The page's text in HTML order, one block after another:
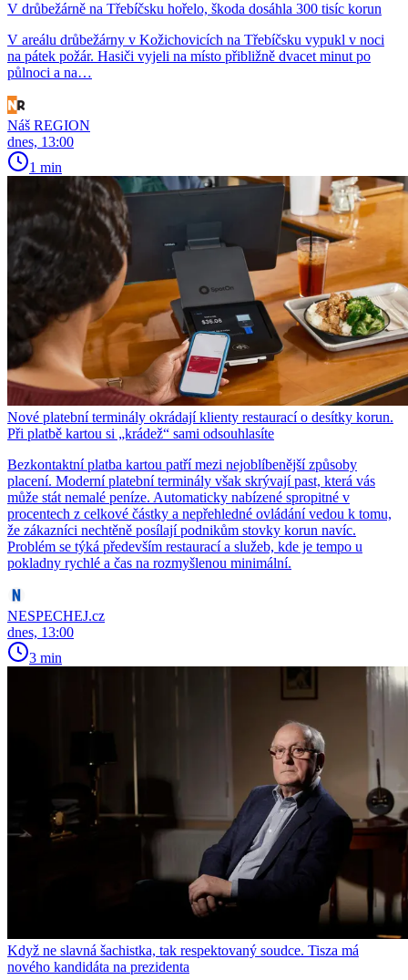
V drůbežárně na Třebíčsku hořelo, škoda dosáhla 300 tisíc korun
V areálu drůbežárny v Kožichovicích na Třebíčsku vypukl v noci
na pátek požár. Hasiči vyjeli na místo přibližně dvacet minut po
půlnoci a na…
Náš REGION
dnes, 13:00
1 min
Nové platební terminály okrádají klienty restaurací o desítky korun.
Při platbě kartou si „krádež“ sami odsouhlasíte
Bezkontaktní platba kartou patří mezi nejoblíbenější způsoby
placení. Moderní platební terminály však skrývají past, která vás
může stát nemalé peníze. Automaticky nabízené spropitné v
procentech z celkové částky a nepřehledné ovládání vedou k tomu,
že zákazníci nechtěně posílají podnikům stovky korun navíc.
Problém se týká především restaurací a služeb, kde je tempo u
pokladny rychlé a čas na rozmyšlenou minimální.
NESPECHEJ.cz
dnes, 13:00
3 min
Když ne slavná šachistka, tak respektovaný soudce. Tisza má
nového kandidáta na prezidenta